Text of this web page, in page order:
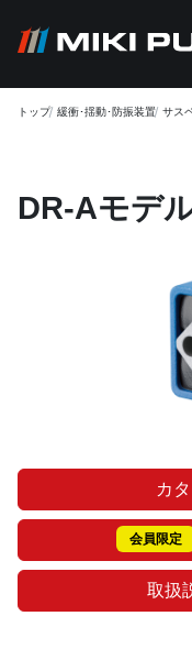
トップ 緩衝･揺動･防振装置 サス
DR-Aモデ
カ
会員限定
取扱